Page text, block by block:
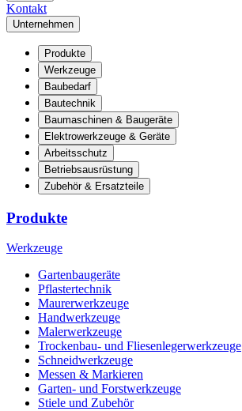
Kontakt
Unternehmen
Produkte
Werkzeuge
Baubedarf
Bautechnik
Baumaschinen & Baugeräte
Elektrowerkzeuge & Geräte
Arbeitsschutz
Betriebsausrüstung
Zubehör & Ersatzteile
Produkte
Werkzeuge
Gartenbaugeräte
Pflastertechnik
Maurerwerkzeuge
Handwerkzeuge
Malerwerkzeuge
Trockenbau- und Fliesenlegerwerkzeuge
Schneidwerkzeuge
Messen & Markieren
Garten- und Forstwerkzeuge
Stiele und Zubehör